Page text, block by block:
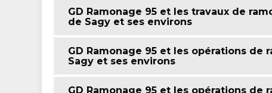
GD Ramonage 95 et les travaux de
de Sagy et ses environs
GD Ramonage 95 et les opérations de
Sagy et ses environs
GD Ramonage 95 et les opérations de